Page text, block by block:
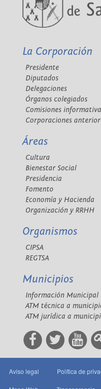
La Corporación
Presidente
Diputados
Delegaciones
Órganos colegiados
Comisiones
Corporaciones
Áreas
Cultura
Bienestar Social
Presidencia
Fomento
Economía y Hacienda
Organización y RRHH
Organismos
CIPSA
REGTSA
Municipios
Información Municipal
ATM técnica a
ATM jurídica a
Aviso legal Política de